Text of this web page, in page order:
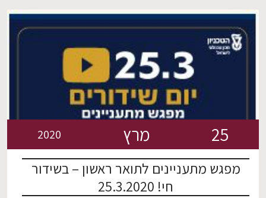
25 מרץ 2020
מפגש מתעניינים לתואר ראשון – בשידור
חי! 25.3.2020